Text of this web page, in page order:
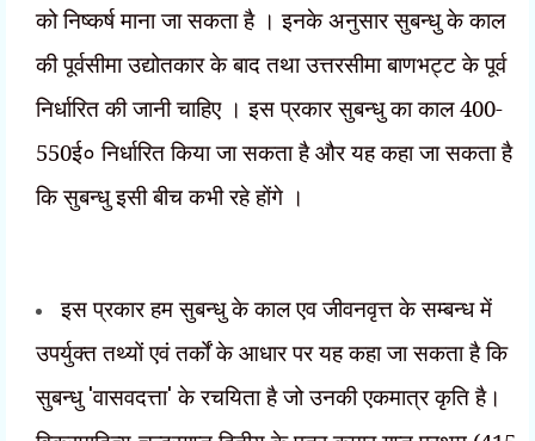
को निष्कर्ष माना जा सकता है । इनके अनुसार सुबन्धु के काल
की पूर्वसीमा उद्योतकार के बाद तथा उत्तरसीमा बाणभट्ट के पूर्व
निर्धारित की जानी चाहिए । इस प्रकार सुबन्धु का काल 400-
550ई० निर्धारित किया जा सकता है और यह कहा जा सकता है
कि सुबन्धु इसी बीच कभी रहे होंगे ।
इस प्रकार हम सुबन्धु के काल एव जीवनवृत्त के सम्बन्ध में
उपर्युक्त तथ्यों एवं तर्कों के आधार पर यह कहा जा सकता है कि
सुबन्धु 'वासवदत्ता'के रचयिता है जो उनकी एकमात्र कृति है।